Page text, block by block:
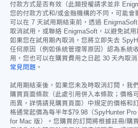
付款方式是否有效（此類授權請求並非
您的付款方式和/或金融機構的不同，可能會
可以在 7 天試用期結束前，透過
取消試用，或聯絡 EnigmaSoft，以避免試用
如果您在試用期內取消，您將立即失去
任何原因（例如係統管理等原因）認為系統
用，您也可以在購買費用之日起 30 天內取
常見問題 。
試用期結束後，如果您未及時取消訂閱，我
購買頁面條款（此處引用併入本條款；價格
而異，詳情請見購買頁面）中規定的價格和
格通常起價為每半年$79.98 （SpyHunter
for Mac 版）。您購買的訂閱將根據註冊/購